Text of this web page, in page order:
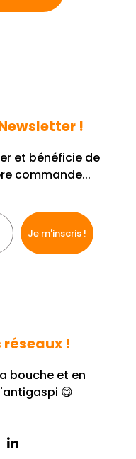
!
et bénéficie de
commande...
réseaux !
bouche et en
😋